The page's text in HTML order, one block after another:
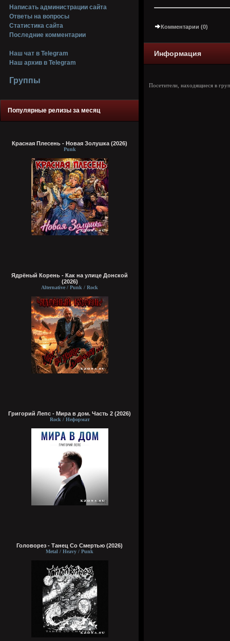
Написать администрации сайта
Ответы на вопросы
Статистика сайта
Последние комментарии
Наш чат в Telegram
Наш архив в Telegram
Группы
Популярные релизы за месяц
Красная Плесень - Новая Золушка (2026)
Punk
Ядрёный Корень - Как на улице Донской
(2026)
Alternative / Punk / Rock
Григорий Лепс - Мира в дом. Часть 2 (2026)
Rock / Неформат
Головорез - Tанец Со Смертью (2026)
Metal / Heavy / Punk
Комментарии (0)
Информация
Посетители, находящиеся в